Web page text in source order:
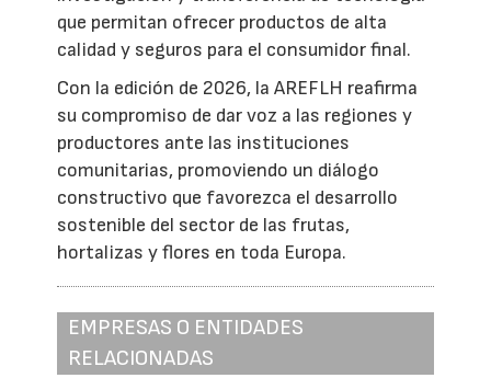
que permitan ofrecer productos de alta
calidad y seguros para el consumidor final.
Con la edición de 2026, la AREFLH reafirma
su compromiso de dar voz a las regiones y
productores ante las instituciones
comunitarias, promoviendo un diálogo
constructivo que favorezca el desarrollo
sostenible del sector de las frutas,
hortalizas y flores en toda Europa.
EMPRESAS O ENTIDADES
RELACIONADAS